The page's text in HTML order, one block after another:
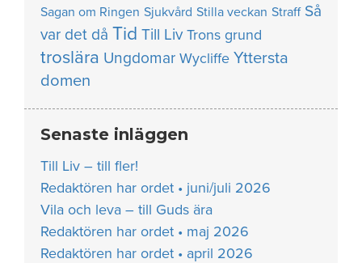
Sagan om Ringen Sjukvård Stilla veckan Straff Så
var det då Tid Till Liv Trons grund
troslära Ungdomar Wycliffe Yttersta
domen
Senaste inläggen
Till Liv – till fler!
Redaktören har ordet • juni/juli 2026
Vila och leva – till Guds ära
Redaktören har ordet • maj 2026
Redaktören har ordet • april 2026